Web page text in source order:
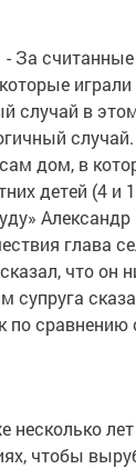
- За
случай в
дом, в
детей (4 и
глава
что он
супруга
по
несколько
чтобы